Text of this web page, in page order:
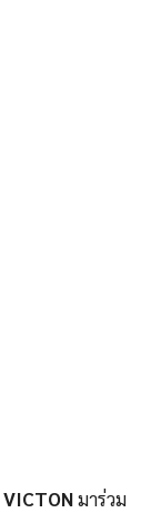
VICTONมาร่วม